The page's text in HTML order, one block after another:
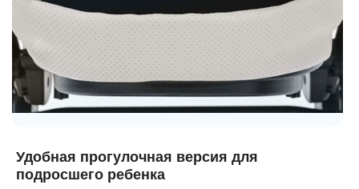
Удобная прогулочная версия для
подросшего ребенка